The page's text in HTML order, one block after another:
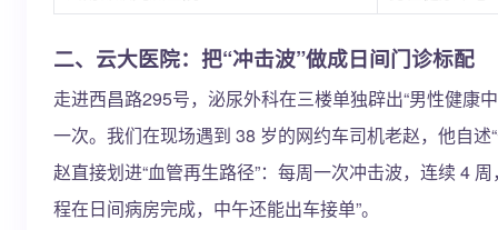
二、云大医院：把“冲击波”做成日间门诊标配
走进西昌路295号，泌尿外科在三楼单独辟出“男性健康
一次。我们在现场遇到 38 岁的网约车司机老赵，他自
赵直接划进“血管再生路径”：每周一次冲击波，连续 4
程在日间病房完成，中午还能出车接单”。